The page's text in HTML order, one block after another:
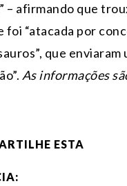
– afirmando que
foi “atacada por
que
As informações
ESTA